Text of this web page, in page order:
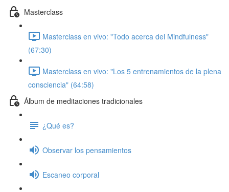
Masterclass
Masterclass en vivo: "Todo acerca del Mindfulness"
(67:30)
Masterclass en vivo: "Los 5 entrenamientos de la plena
consciencia" (64:58)
Álbum de meditaciones tradicionales
¿Qué es?
Observar los pensamientos
Escaneo corporal